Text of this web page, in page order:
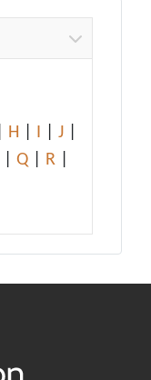
H I J
Q R